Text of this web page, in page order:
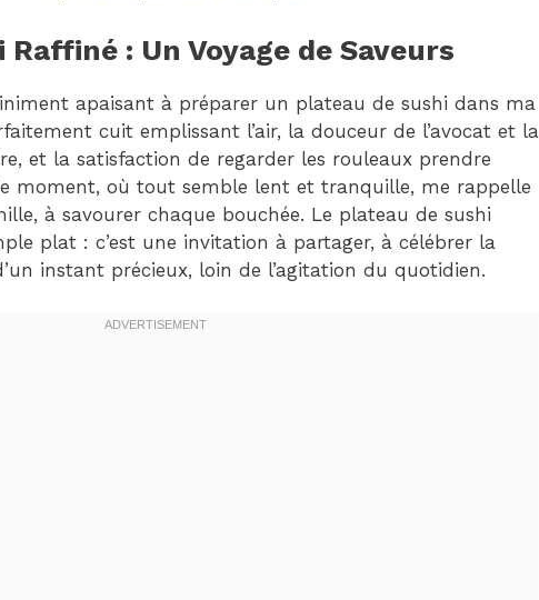
: Un Voyage de Saveurs
apaisant à préparer un plateau de sushi dans ma
cuit emplissant l’air, la douceur de l’avocat et la
et la satisfaction de regarder les rouleaux prendre
moment, où tout semble lent et tranquille, me rappelle
à savourer chaque bouchée. Le plateau de sushi
plat : c’est une invitation à partager, à célébrer la
instant précieux, loin de l’agitation du quotidien.